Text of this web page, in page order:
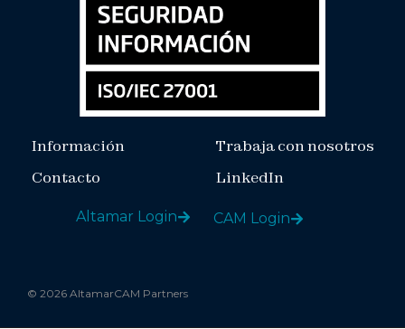
Información
Contacto
Trabaja con nosotros
LinkedIn
Altamar Login CAM Login
© 2026 AltamarCAM Partners